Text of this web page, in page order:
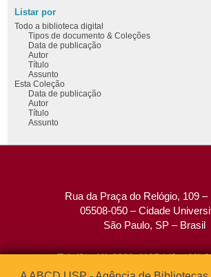
Listar por
Todo a biblioteca digital
Tipos de documento & Coleções
Data de publicação
Autor
Título
Assunto
Esta Coleção
Data de publicação
Autor
Título
Assunto
Rua da Praça do Relógio, 109 –
05508-050 – Cidade
São Paulo, SP – Brasil
Tel: (0xx11) 3091-4195 / (0xx11)
Fax: (0xx11) 3091-1567